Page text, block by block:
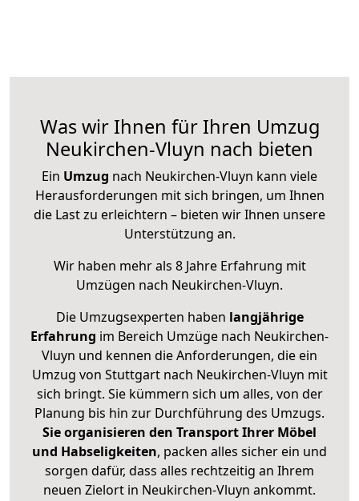
Was wir Ihnen für Ihren Umzug
Neukirchen-Vluyn nach bieten
Ein Umzug nach Neukirchen-Vluyn kann viele
Herausforderungen mit sich bringen, um Ihnen
die Last zu erleichtern – bieten wir Ihnen unsere
Unterstützung an.
Wir haben mehr als 8 Jahre Erfahrung mit
Umzügen nach Neukirchen-Vluyn.
Die Umzugsexperten haben langjährige
Erfahrung im Bereich Umzüge nach Neukirchen-
Vluyn und kennen die Anforderungen, die ein
Umzug von Stuttgart nach Neukirchen-Vluyn mit
sich bringt. Sie kümmern sich um alles, von der
Planung bis hin zur Durchführung des Umzugs.
Sie organisieren den Transport Ihrer Möbel
und Habseligkeiten, packen alles sicher ein und
sorgen dafür, dass alles rechtzeitig an Ihrem
neuen Zielort in Neukirchen-Vluyn ankommt.